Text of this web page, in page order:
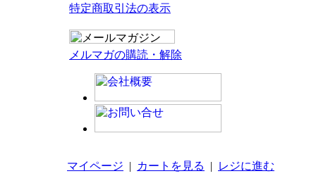
特定商取引法の表示
メルマガの購読・解除
マイページ | カートを見る | レジに進む